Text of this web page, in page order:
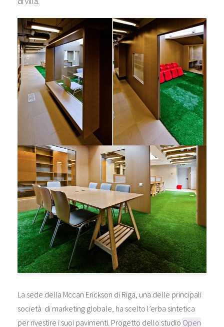
La sede della Mccan Erickson di Riga, una delle principali
società di marketing globale, ha scelto l’erba sintetica
per rivestire i suoi pavimenti. Progetto dello studio Open